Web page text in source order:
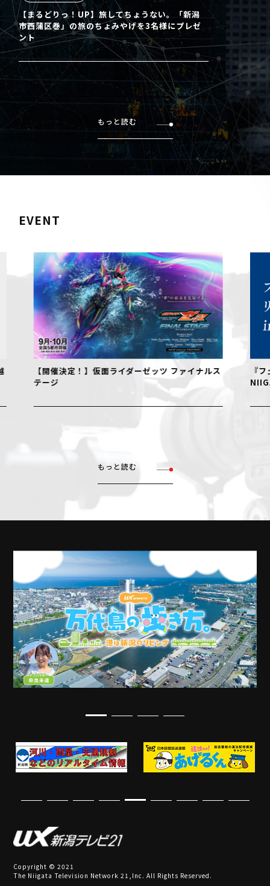
【まるどりっ！UP】旅してちょうない。「新潟
市西蒲区巻」の旅のちょみやげを3名様にプレゼ
ント
もっと読む
EVENT
【開催決定！】仮面ライダーゼッツ ファイナルス
テージ
『フェ
もっと読む
Copyright © 2021
The Niigata Television Network 21,Inc. All Rights Reserved.